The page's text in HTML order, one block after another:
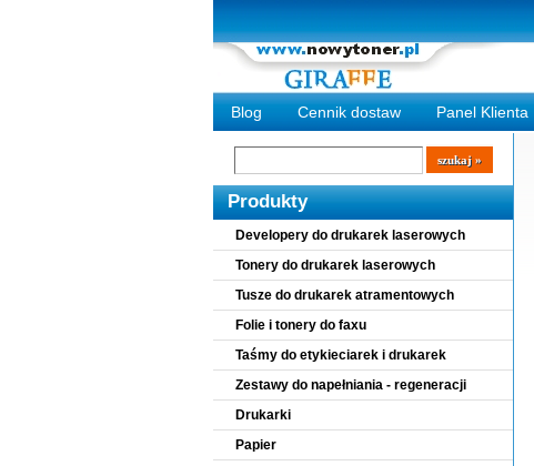
Blog Cennik dostaw Panel Klienta
Wyszukiwarka
szukaj
Produkty
Developery do drukarek laserowych
Tonery do drukarek laserowych
Tusze do drukarek atramentowych
Folie i tonery do faxu
Taśmy do etykieciarek i drukarek
Zestawy do napełniania - regeneracji
Drukarki
Papier